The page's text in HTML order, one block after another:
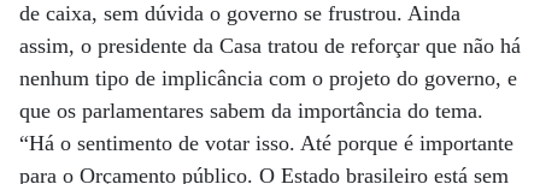
de caixa, sem dúvida o governo se frustrou. Ainda
assim, o presidente da Casa tratou de reforçar que não há
nenhum tipo de implicância com o projeto do governo, e
que os parlamentares sabem da importância do tema.
“Há o sentimento de votar isso. Até porque é importante
para o Orçamento público. O Estado brasileiro está sem